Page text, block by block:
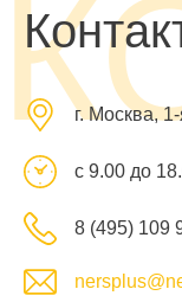
г. Москва,
с 9.00 до
8 (495) 109